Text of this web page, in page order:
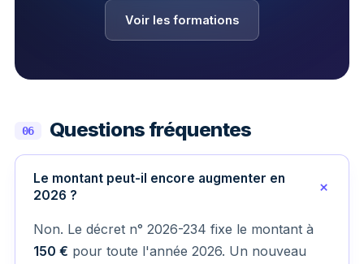
Voir les formations
06 Questions fréquentes
Le montant peut-il encore augmenter en
2026 ?
Non. Le décret n° 2026-234 fixe le montant à
150 € pour toute l'année 2026. Un nouveau